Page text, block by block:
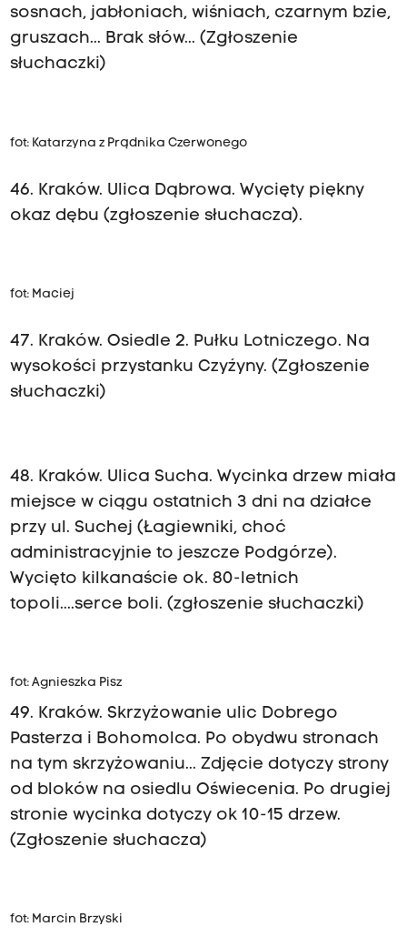
sosnach, jabłoniach, wiśniach, czarnym bzie,
gruszach... Brak słów... (Zgłoszenie
słuchaczki)
fot: Katarzyna z Prądnika Czerwonego
46. Kraków. Ulica Dąbrowa. Wycięty piękny
okaz dębu (zgłoszenie słuchacza).
fot: Maciej
47. Kraków. Osiedle 2. Pułku Lotniczego. Na
wysokości przystanku Czyźyny. (Zgłoszenie
słuchaczki)
48. Kraków. Ulica Sucha. Wycinka drzew miała
miejsce w ciągu ostatnich 3 dni na działce
przy ul. Suchej (Łagiewniki, choć
administracyjnie to jeszcze Podgórze).
Wycięto kilkanaście ok. 80-letnich
topoli....serce boli. (zgłoszenie słuchaczki)
fot: Agnieszka Pisz
49. Kraków. Skrzyżowanie ulic Dobrego
Pasterza i Bohomolca. Po obydwu stronach
na tym skrzyżowaniu... Zdjęcie dotyczy strony
od bloków na osiedlu Oświecenia. Po drugiej
stronie wycinka dotyczy ok 10-15 drzew.
(Zgłoszenie słuchacza)
fot: Marcin Brzyski